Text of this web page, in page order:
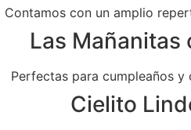
Contamos con un amplio
Las Mañanitas
Perfectas para cumpleaños y
Cielito